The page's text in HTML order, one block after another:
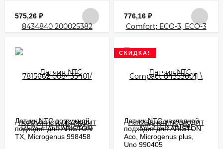
575,26 ₽ 776,16 ₽
Датчик NTC погружной
подходит для ARISTON
TX, Microgenus 998458
СКИДКА!
Датчик NTC накладной
подходит для ARISTON
Aco, Microgenus plus,
Uno 990405